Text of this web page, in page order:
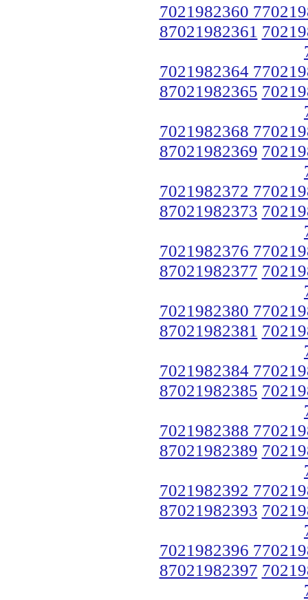
7021982360
87021982361
7021982364
87021982365
7021982368
87021982369
7021982372
87021982373
7021982376
87021982377
7021982380
87021982381
7021982384
87021982385
7021982388
87021982389
7021982392
87021982393
7021982396
87021982397